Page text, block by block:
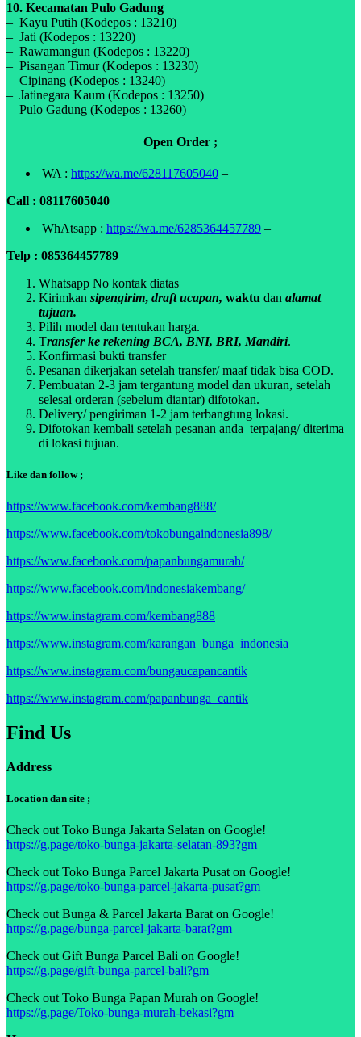
10. Kecamatan Pulo Gadung
– Kayu Putih (Kodepos : 13210)
– Jati (Kodepos : 13220)
– Rawamangun (Kodepos : 13220)
– Pisangan Timur (Kodepos : 13230)
– Cipinang (Kodepos : 13240)
– Jatinegara Kaum (Kodepos : 13250)
– Pulo Gadung (Kodepos : 13260)
Open Order ;
WA : https://wa.me/628117605040 –
Call : 08117605040
WhAtsapp : https://wa.me/6285364457789 –
Telp : 085364457789
Whatsapp No kontak diatas
Kirimkan sipengirim, draft ucapan, waktu dan alamat
tujuan.
Pilih model dan tentukan harga.
Transfer ke rekening BCA, BNI, BRI, Mandiri.
Konfirmasi bukti transfer
Pesanan dikerjakan setelah transfer/ maaf tidak bisa COD.
Pembuatan 2-3 jam tergantung model dan ukuran, setelah
selesai orderan (sebelum diantar) difotokan.
Delivery/ pengiriman 1-2 jam terbangtung lokasi.
Difotokan kembali setelah pesanan anda terpajang/ diterima
di lokasi tujuan.
Like dan follow ;
https://www.facebook.com/kembang888/
https://www.facebook.com/tokobungaindonesia898/
https://www.facebook.com/papanbungamurah/
https://www.facebook.com/indonesiakembang/
https://www.instagram.com/kembang888
https://www.instagram.com/karangan_bunga_indonesia
https://www.instagram.com/bungaucapancantik
https://www.instagram.com/papanbunga_cantik
Find Us
Address
Location dan site ;
Check out Toko Bunga Jakarta Selatan on Google!
https://g.page/toko-bunga-jakarta-selatan-893?gm
Check out Toko Bunga Parcel Jakarta Pusat on Google!
https://g.page/toko-bunga-parcel-jakarta-pusat?gm
Check out Bunga & Parcel Jakarta Barat on Google!
https://g.page/bunga-parcel-jakarta-barat?gm
Check out Gift Bunga Parcel Bali on Google!
https://g.page/gift-bunga-parcel-bali?gm
Check out Toko Bunga Papan Murah on Google!
https://g.page/Toko-bunga-murah-bekasi?gm